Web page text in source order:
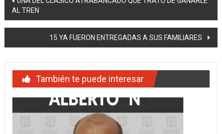
de
entradas
AL TREN
15 YA FUERON ENTREGADAS A SUS FAMILIARES
También te puede interesar